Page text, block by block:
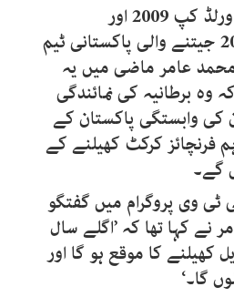
آئی سی سی ٹی 20 ورلڈ کپ 2009 اور
چیمپیئنز ٹرافی 2017 جیتنے والی پاکستانی ٹیم
عامر ماضی میں یہ
برطانیہ کی نمائندگی
کی وابستگی پاکستان کے
فرنچائز کرکٹ کھیلنے کے
گے۔
وی پروگرام میں گفتگو
نے کہا تھا کہ ’اگلے سال
کھیلنے کا موقع ہو گا اور
گا۔‘